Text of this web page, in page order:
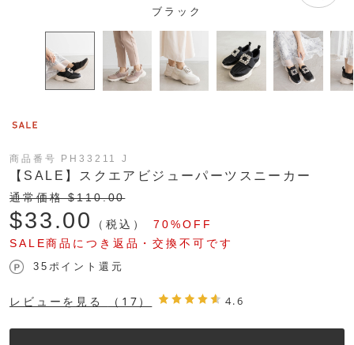
ブラック
商品番号 PH33211 J
【SALE】スクエアビジューパーツスニーカー
通常価格 $‌110.00
$‌33.00 （税込）
70%OFF
SALE商品につき返品・交換不可です
35ポイント還元
レビューを見る （17） 4.6